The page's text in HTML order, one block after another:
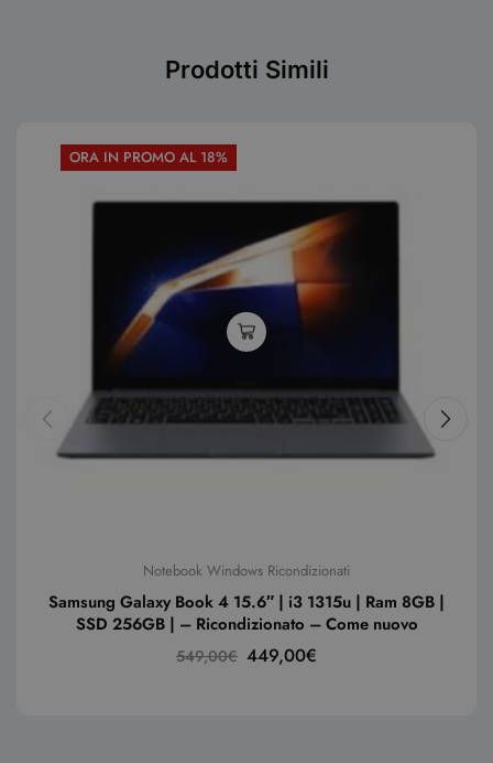
Prodotti Simili
ORA IN PROMO AL 18%
Notebook Windows Ricondizionati
Samsung Galaxy Book 4 15.6″ | i3 1315u | Ram 8GB |
SSD 256GB | – Ricondizionato – Come nuovo
549,00€ 449,00€